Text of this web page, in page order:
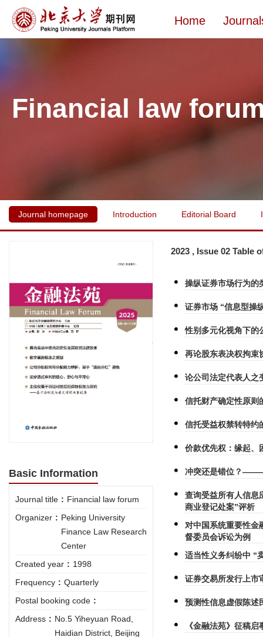
Home
Financial law
Journal homepage Introduction Editorial Board
Basic Information
Journal title : Financial law forum
Organizer : Peking University
Finance Law Research
Center
Created year : 1998
Frequency : Quarterly
Postal booking code :
Address : No.5 Yiheyuan Road,
Haidian District, Beijing
2023 , Issue 02 Table
操纵证券市场行为的
证券市场 “信息型操
性别多元化视角下的
再论股东表决权拘束
论公司法定代表人
信托财产确定性原
信托受益权禁转特约
价款优先权：缘起、
冲突还是错位？
查询受益所有人信
商业登记处案”评析
对中国系统重要性
督委员会诉讼为例
适当性义务纠纷中 “
证券交易所发行上市
预测性信息虚假陈述
《金融法苑》征稿启